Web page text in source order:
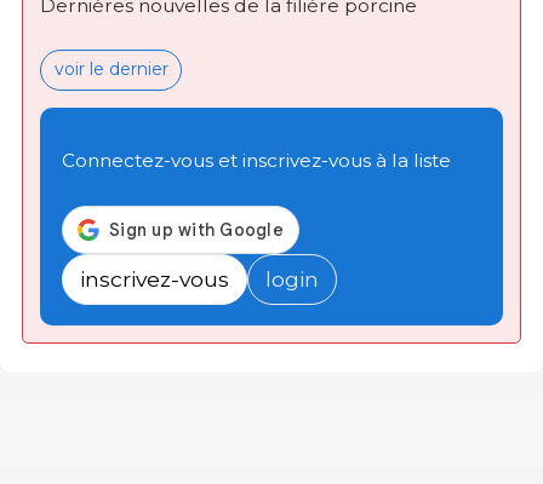
Dernières nouvelles de la filière porcine
voir le dernier
Connectez-vous et inscrivez-vous à la liste
inscrivez-vous login